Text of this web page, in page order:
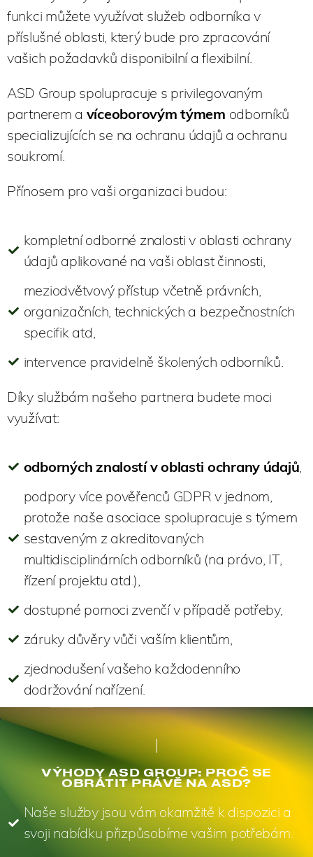
funkci můžete využívat služeb odborníka v
příslušné oblasti, který bude pro zpracování
vašich požadavků disponibilní a flexibilní.
ASD Group spolupracuje s privilegovaným
partnerem a víceoborovým týmem odborníků
specializujících se na ochranu údajů a ochranu
soukromí.
Přínosem pro vaši organizaci budou:
kompletní odborné znalosti v oblasti ochrany
údajů aplikované na vaši oblast činnosti,
meziodvětvový přístup včetně právních,
organizačních, technických a bezpečnostních
specifik atd,
intervence pravidelně školených odborníků.
Díky službám našeho partnera budete moci
využívat:
odborných znalostí v oblasti ochrany údajů
podpory více pověřenců GDPR v jednom,
protože naše asociace spolupracuje s týmem
sestaveným z akreditovaných
multidisciplinárních odborníků (na právo, IT,
řízení projektu atd.),
dostupné pomoci zvenčí v případě potřeby,
záruky důvěry vůči vaším klientům,
zjednodušení vašeho každodenního
dodržování nařízení.
VÝHODY ASD GROUP: PROČ SE
OBRÁTIT PRÁVĚ NA ASD?
Naše služby jsou vám okamžitě k dispozici a
svoji nabídku přizpůsobíme vašim potřebám.